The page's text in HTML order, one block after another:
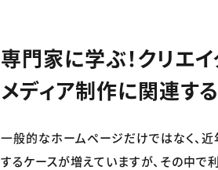
専門家に学ぶ！クリエ
メディア制作に関連す
一般的なホームページだけではなく、
するケースが増えていますが、その中で